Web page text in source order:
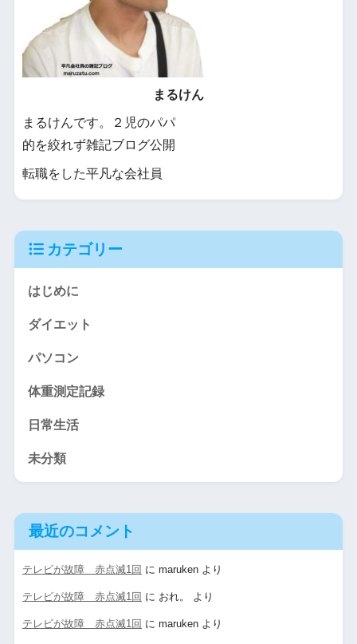
まるけん
まるけんです。２児のパパ
的を絞れず雑記ブログ公開
転職をした平凡な会社員
カテゴリー
はじめに
ダイエット
パソコン
体重測定記録
日常生活
未分類
最近のコメント
テレビが故障 赤点滅1回 に marukenより
テレビが故障 赤点滅1回 に おれ。 より
テレビが故障 赤点滅1回 に marukenより